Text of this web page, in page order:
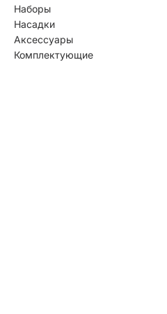
Наборы
Насадки
Аксессуары
Комплектующие